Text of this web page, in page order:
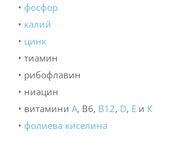
• фосфор
• калий
• цинк
• тиамин
• рибофлавин
• ниацин
• витамини А, В6, В12, D, Еи К
• фолиева киселина